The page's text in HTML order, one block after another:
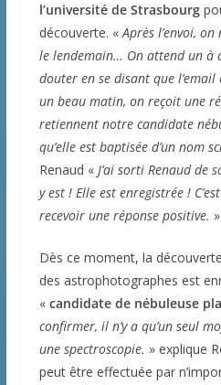
l’université de Strasbourg
découverte. «Après l’envoi,
le lendemain… On attend un à
douter en se disant que
un beau matin, on reçoit une
retiennent notre candidate
qu’elle est baptisée d’un nom
Renaud « J’ai sorti Renaud de
y est ! Elle est enregistrée !
recevoir une réponse positive.
Dès ce moment, la découverte
des astrophotographes est
« candidate de nébuleuse
confirmer, il n’y a qu’un seul
une spectroscopie. » explique
peut être effectuée par